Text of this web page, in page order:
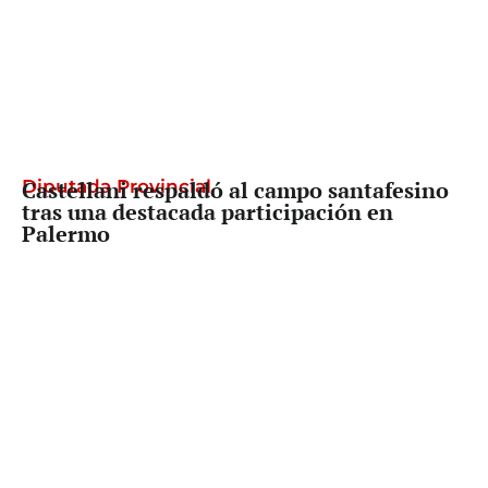
Diputada Provincial
Castellani respaldó al campo santafesino
tras una destacada participación en
Palermo